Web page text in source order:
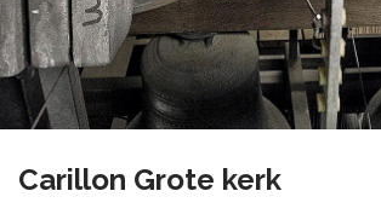
Carillon Grote kerk